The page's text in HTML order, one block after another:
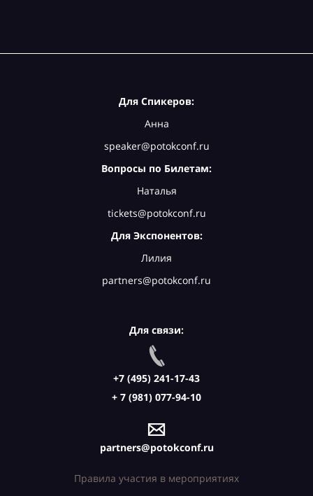
Для Спикеров:
Анна
speaker@potokconf.ru
Вопросы по Билетам:
Наталья
tickets@potokconf.ru
Для Экспонентов:
Лилия
partners@potokconf.ru
Для связи:
+7 (495) 241-17-43
+ 7 (981) 077-94-10
partners@potokconf.ru
Правила участия в мероприятиях